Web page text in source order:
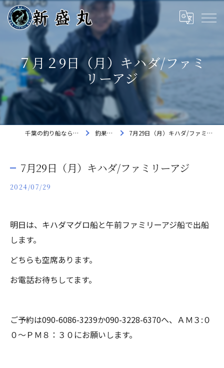
７月２9日（月）キハダ/ファミ
リーアジ
千葉の釣り船なら新盛丸 釣果速報 7月29日（月）キハダ/ファミリーアジ
7月29日（月）キハダ/ファミリーアジ
2024/07/29
明日は、キハダマグロ船と午前ファミリーアジ船で出船
します。
どちらも空席あります。
お電話お待ちしてます。
ご予約は090-6086-3239か090-3228-6370へ、ＡＭ３:０
０～ＰＭ８：３０にお願いします。